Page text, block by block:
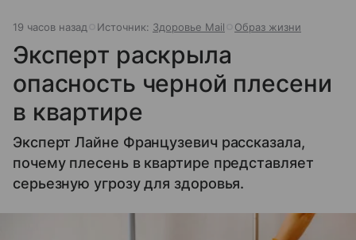
19 часов назад Источник: Здоровье Mail Образ жизни
Эксперт раскрыла
опасность черной плесени
в квартире
Эксперт Лайне Французевич рассказала,
почему плесень в квартире представляет
серьезную угрозу для здоровья.